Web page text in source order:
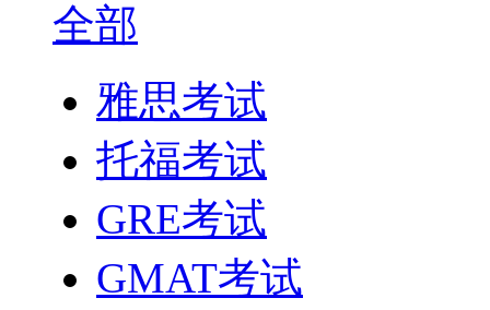
全部
雅思考试
托福考试
GRE考试
GMAT考试